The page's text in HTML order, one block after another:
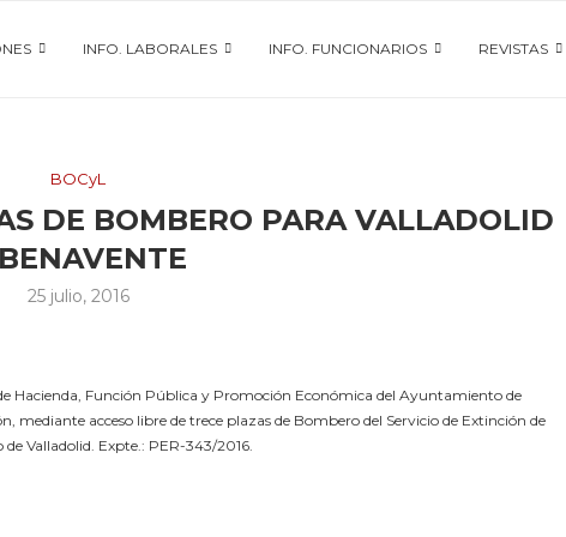
INFO. LABORALES INFO. FUNCIONARIOS REVISTAS
BOCyL
DE BOMBERO PARA VALLADOLID
25 julio, 2016
Hacienda, Función Pública y Promoción Económica del Ayuntamiento de
mediante acceso libre de trece plazas de Bombero del Servicio de Extinción de
Valladolid. Expte.: PER-343/2016.